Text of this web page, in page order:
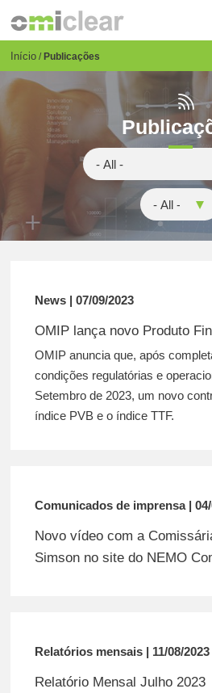
para
conteúdo
Breadcrumb
Início Publicações
News | 07/09/2023
OMIP lança novo Produto
OMIP anuncia que, após
condições regulatórias e
Setembro de 2023, um novo
índice PVB e o índice TTF.
Comunicados de imprensa | 04/
Novo vídeo com a
Simson no site do NEMO
Relatórios mensais | 11/08/2023
Relatório Mensal Julho 2023